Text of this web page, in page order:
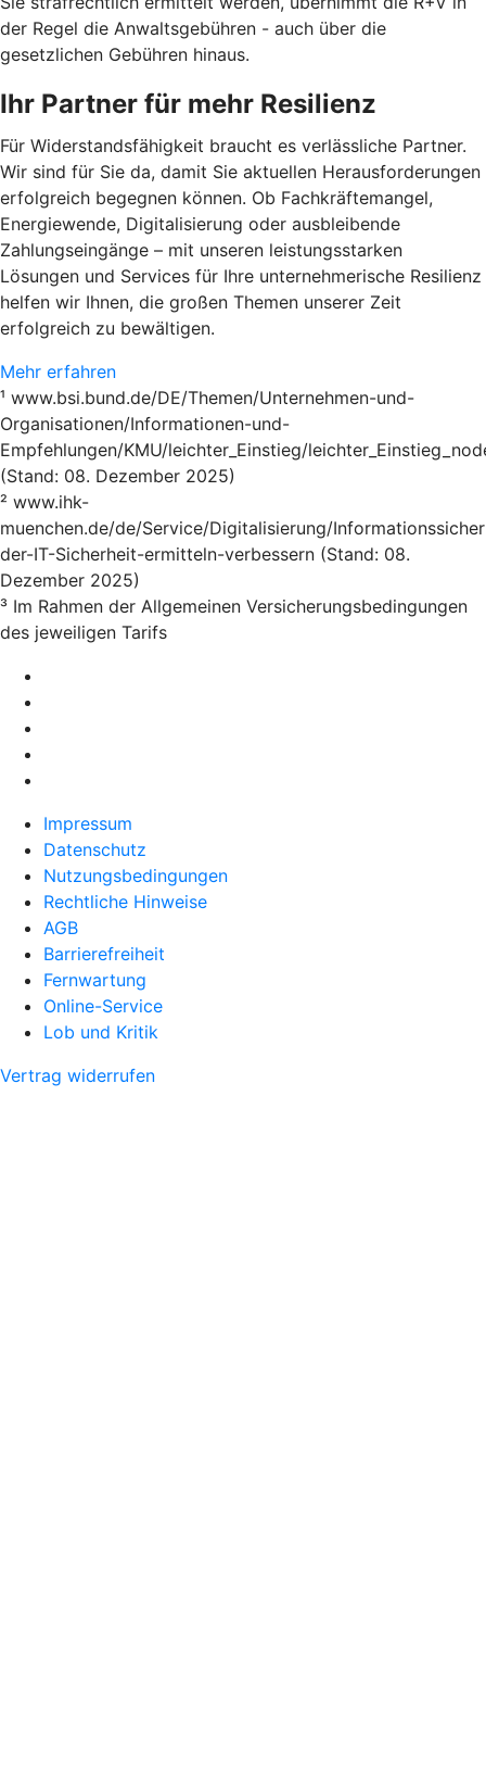
der Regel die Anwaltsgebühren - auch über die
gesetzlichen Gebühren hinaus.
Ihr Partner für mehr Resilienz
Für Widerstandsfähigkeit braucht es verlässliche Partner.
Wir sind für Sie da, damit Sie aktuellen Herausforderungen
erfolgreich begegnen können. Ob Fachkräftemangel,
Energiewende, Digitalisierung oder ausbleibende
Zahlungseingänge – mit unseren leistungsstarken
Lösungen und Services für Ihre unternehmerische Resilienz
helfen wir Ihnen, die großen Themen unserer Zeit
erfolgreich zu bewältigen.
Mehr erfahren
¹ www.bsi.bund.de/DE/Themen/Unternehmen-und-
Organisationen/Informationen-und-
Empfehlungen/KMU/leichter_Einstieg/
(Stand: 08. Dezember 2025)
² www.ihk-
muenchen.de/de/Service/Digitalisierung/
der-IT-Sicherheit-ermitteln-verbessern (Stand: 08.
Dezember 2025)
³ Im Rahmen der Allgemeinen Versicherungsbedingungen
des jeweiligen Tarifs
Impressum
Datenschutz
Nutzungsbedingungen
Rechtliche Hinweise
AGB
Barrierefreiheit
Fernwartung
Online-Service
Lob und Kritik
Vertrag widerrufen